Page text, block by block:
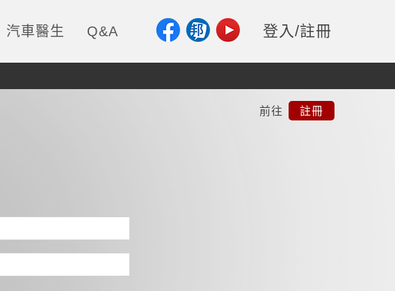
汽車醫生 Q&A 登入/註冊
前往 註冊